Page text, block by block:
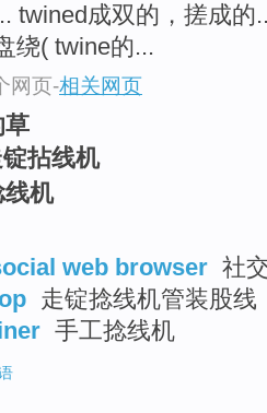
twined成双的，搓成的
绕( twine的...
网页-相关网页
草
拈线机
线机
web browser 社
走锭捻线机管装股线
手工捻线机